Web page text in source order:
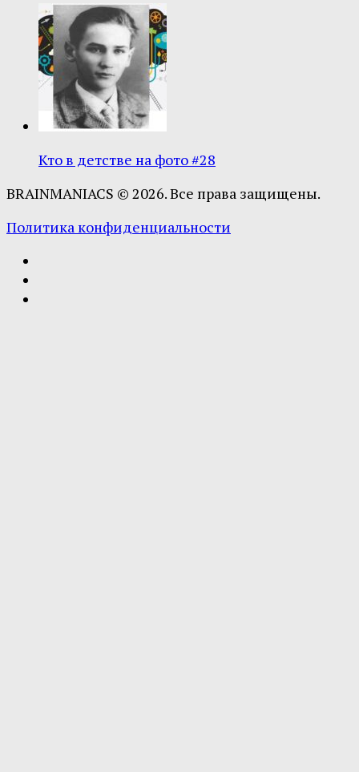
Кто в детстве на фото #28
BRAINMANIACS © 2026. Все права защищены.
Политика конфиденциальности